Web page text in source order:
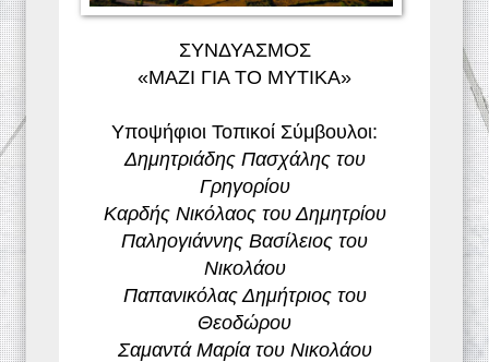
ΣΥΝΔΥΑΣΜΟΣ
«ΜΑΖΙ ΓΙΑ ΤΟ ΜΥΤΙΚΑ»
Υποψήφιοι Τοπικοί Σύμβουλοι:
Δημητριάδης Πασχάλης του
Γρηγορίου
Καρδής Νικόλαος του Δημητρίου
Παληογιάννης Βασίλειος του
Νικολάου
Παπανικόλας Δημήτριος του
Θεοδώρου
Σαμαντά Μαρία του Νικολάου